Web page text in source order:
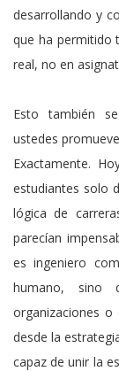
desarrollando y
que ha permitido
real, no en
Esto también
ustedes
Exactamente.
estudiantes solo
lógica de
parecían
es ingeniero
humano, sino
organizaciones
desde la
capaz de unir la